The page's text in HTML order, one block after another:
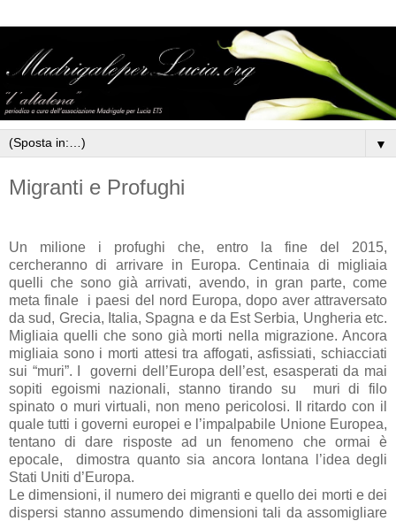
▼
Migranti e Profughi
Un milione i profughi che, entro la fine del 2015,
cercheranno di arrivare in Europa. Centinaia di migliaia
quelli che sono già arrivati, avendo, in gran parte, come
meta finale
i paesi del nord Europa, dopo aver attraversato
da sud, Grecia, Italia, Spagna e da Est Serbia, Ungheria etc.
Migliaia quelli che sono già morti nella migrazione. Ancora
migliaia sono i morti attesi tra affogati, asfissiati, schiacciati
sui “muri”. I
governi dell’Europa dell’est, esasperati da mai
sopiti egoismi nazionali, stanno tirando su
muri di filo
spinato o muri virtuali, non meno pericolosi. Il ritardo con il
quale tutti i governi europei e l’impalpabile Unione Europea,
tentano di dare risposte ad un fenomeno che ormai è
epocale,
dimostra quanto sia ancora lontana l’idea degli
Stati Uniti d’Europa.
Le dimensioni, il numero dei migranti e quello dei morti e dei
dispersi stanno assumendo dimensioni tali da assomigliare